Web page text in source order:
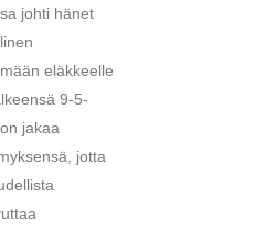
johti hänet
eläkkeelle
9-5-
jakaa
jotta